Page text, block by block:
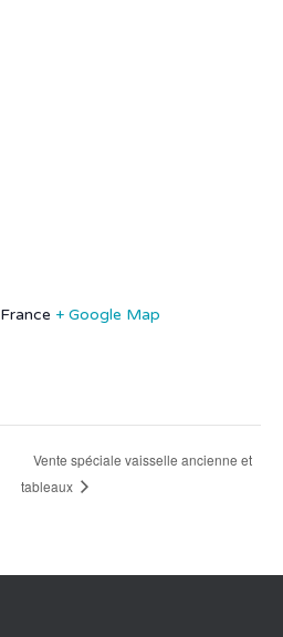
France + Google Map
Vente spéciale vaisselle ancienne et
tableaux